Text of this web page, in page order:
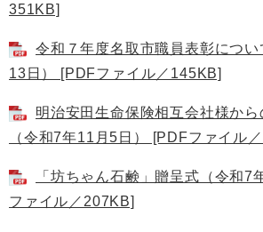
351KB]
令和７年度名取市職員表彰につい
13日） [PDFファイル／145KB]
明治安田生命保険相互会社様から
（令和7年11月5日） [PDFファイル
「坊ちゃん石鹸」贈呈式（令和7
ファイル／207KB]